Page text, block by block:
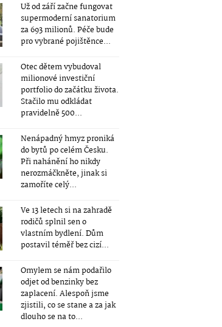
Už od září začne fungovat
supermoderní sanatorium
za 693 milionů. Péče bude
pro vybrané pojištěnce...
Otec dětem vybudoval
milionové investiční
portfolio do začátku života.
Stačilo mu odkládat
pravidelně 500...
Nenápadný hmyz proniká
do bytů po celém Česku.
Při nahánění ho nikdy
nerozmáčkněte, jinak si
zamoříte celý...
Ve 13 letech si na zahradě
rodičů splnil sen o
vlastním bydlení. Dům
postavil téměř bez cizí...
Omylem se nám podařilo
odjet od benzinky bez
zaplacení. Alespoň jsme
zjistili, co se stane a za jak
dlouho se na to...